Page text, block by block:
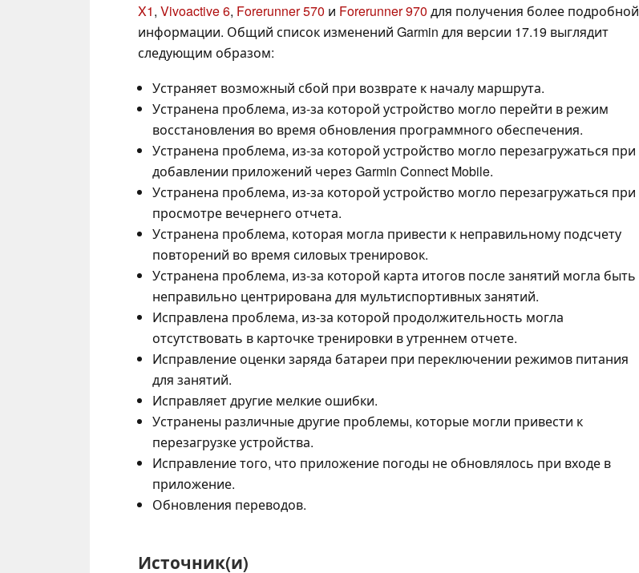
X1, Vivoactive 6, Forerunner 570 и Forerunner 970 для получения более подробной
информации. Общий список изменений Garmin для версии 17.19 выглядит
следующим образом:
Устраняет возможный сбой при возврате к началу маршрута.
Устранена проблема, из-за которой устройство могло перейти в режим
восстановления во время обновления программного обеспечения.
Устранена проблема, из-за которой устройство могло перезагружаться при
добавлении приложений через Garmin Connect Mobile.
Устранена проблема, из-за которой устройство могло перезагружаться при
просмотре вечернего отчета.
Устранена проблема, которая могла привести к неправильному подсчету
повторений во время силовых тренировок.
Устранена проблема, из-за которой карта итогов после занятий могла быть
неправильно центрирована для мультиспортивных занятий.
Исправлена проблема, из-за которой продолжительность могла
отсутствовать в карточке тренировки в утреннем отчете.
Исправление оценки заряда батареи при переключении режимов питания
для занятий.
Исправляет другие мелкие ошибки.
Устранены различные другие проблемы, которые могли привести к
перезагрузке устройства.
Исправление того, что приложение погоды не обновлялось при входе в
приложение.
Обновления переводов.
Источник(и)